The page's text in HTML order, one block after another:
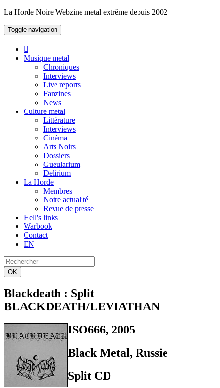
La Horde Noire Webzine metal extrême depuis 2002
Toggle navigation
Musique metal
Chroniques
Interviews
Live reports
Fanzines
News
Culture metal
Littérature
Interviews
Cinéma
Arts Noirs
Dossiers
Gueularium
Delirium
La Horde
Membres
Notre actualité
Revue de presse
Hell's links
Warbook
Contact
EN
OK
Blackdeath : Split
BLACKDEATH/LEVIATHAN
ISO666, 2005
Black Metal, Russie
Split CD